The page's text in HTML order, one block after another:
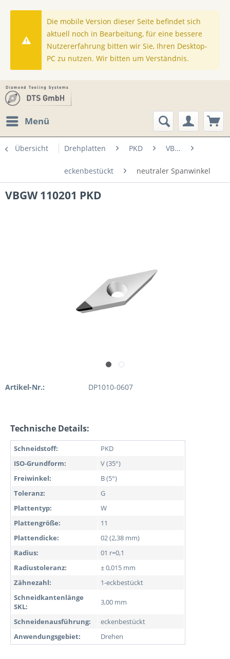
Die mobile Version dieser Seite befindet sich
aktuell noch in Bearbeitung, für eine bessere
Nutzererfahrung bitten wir Sie, Ihren Desktop-
PC zu nutzen. Wir bitten um Verständnis.
Menü
Übersicht Drehplatten PKD VB...
eckenbestückt neutraler Spanwinkel
VBGW 110201 PKD
Artikel-Nr.: DP1010-0607
Technische Details:
Schneidstoff:
PKD
ISO-Grundform:
V (35°)
Freiwinkel:
B (5°)
Toleranz:
G
Plattentyp:
W
Plattengröße:
11
Plattendicke:
02 (2,38 mm)
Radius:
01 r=0,1
Radiustoleranz:
± 0,015 mm
Zähnezahl:
1-eckbestückt
Schneidkantenlänge
SKL:
3,00 mm
Schneidenausführung:
eckenbestückt
Anwendungsgebiet:
Drehen